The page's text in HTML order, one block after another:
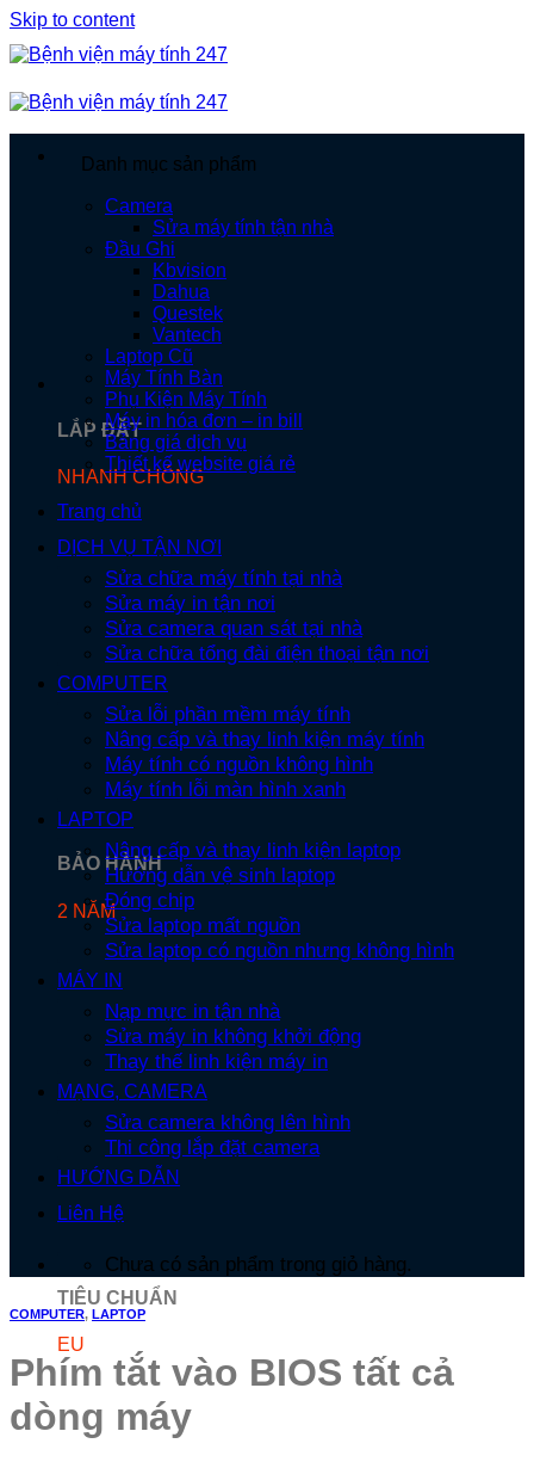
Skip to content
LẮP ĐẶT
NHANH CHÓNG
BẢO HÀNH
2 NĂM
TIÊU CHUẨN
EU
Danh mục sản phẩm
Camera
Sửa máy tính tận nhà
Đầu Ghi
Kbvision
Dahua
Questek
Vantech
Laptop Cũ
Máy Tính Bàn
Phụ Kiện Máy Tính
Máy in hóa đơn – in bill
Bảng giá dịch vụ
Thiết kế website giá rẻ
Trang chủ
DỊCH VỤ TẬN NƠI
Sửa chữa máy tính tại nhà
Sửa máy in tận nơi
Sửa camera quan sát tại nhà
Sửa chữa tổng đài điện thoại tận nơi
COMPUTER
Sửa lỗi phần mềm máy tính
Nâng cấp và thay linh kiện máy tính
Máy tính có nguồn không hình
Máy tính lỗi màn hình xanh
LAPTOP
Nâng cấp và thay linh kiện laptop
Hướng dẫn vệ sinh laptop
Đóng chip
Sửa laptop mất nguồn
Sửa laptop có nguồn nhưng không hình
MÁY IN
Nạp mực in tận nhà
Sửa máy in không khởi động
Thay thế linh kiện máy in
MẠNG, CAMERA
Sửa camera không lên hình
Thi công lắp đặt camera
HƯỚNG DẪN
Liên Hệ
Chưa có sản phẩm trong giỏ hàng.
COMPUTER, LAPTOP
Phím tắt vào BIOS tất cả
dòng máy